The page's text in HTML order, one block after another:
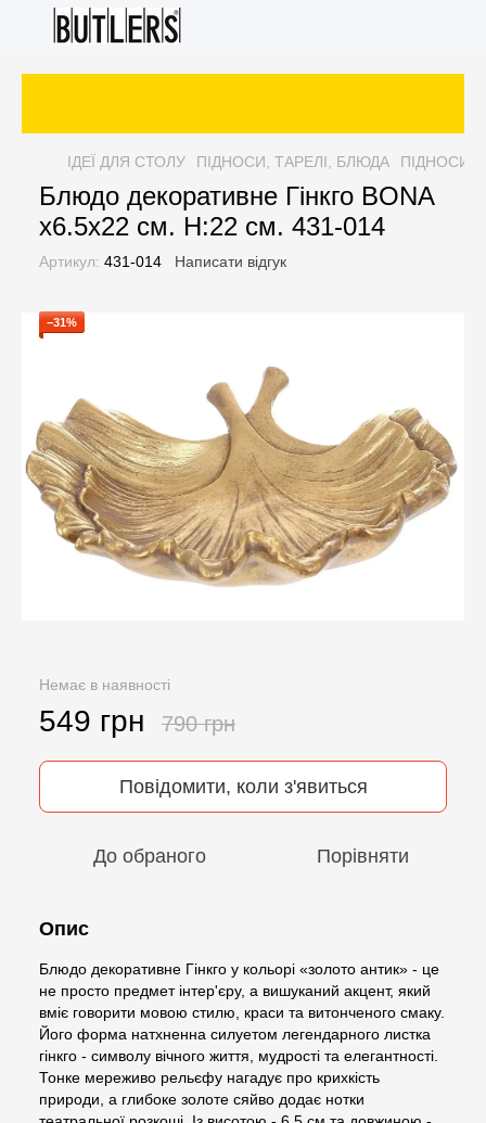
ІДЕЇ ДЛЯ СТОЛУ ПІДНОСИ, ТАРЕЛІ, БЛЮДА ПІДНОСИ,
Блюдо декоративне Гінкго BONA
x6.5x22 см. H:22 см. 431-014
Артикул: 431-014 Написати відгук
−31%
Немає в наявності
549 грн 790 грн
Повідомити, коли з'явиться
До обраного Порівняти
Опис
Блюдо декоративне Гінкго у кольорі «золото антик» - це
не просто предмет інтер'єру, а вишуканий акцент, який
вміє говорити мовою стилю, краси та витонченого смаку.
Його форма натхненна силуетом легендарного листка
гінкго - символу вічного життя, мудрості та елегантності.
Тонке мереживо рельєфу нагадує про крихкість
природи, а глибоке золоте сяйво додає нотки